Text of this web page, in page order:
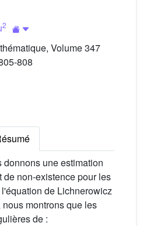
2
Volume 347
808
donnons une estimation
de non-existence pour les
de Lichnerowicz
nous montrons que les
de :